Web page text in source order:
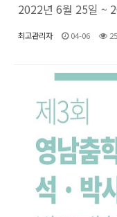
2022년 6월 25일 ~
최고관리자 04-06